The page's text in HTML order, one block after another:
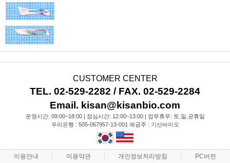
CUSTOMER CENTER
TEL. 02-529-2282 / FAX. 02-529-2284
Email. kisan@kisanbio.com
운영시간: 09:00~18:00 | 점심시간: 12:00~13:00 | 업무휴무: 토,일,공휴일
우리은행 : 505-067957-13-001 예금주 : 기산바이오
이용안내 이용약관 개인정보처리방침 PC버전